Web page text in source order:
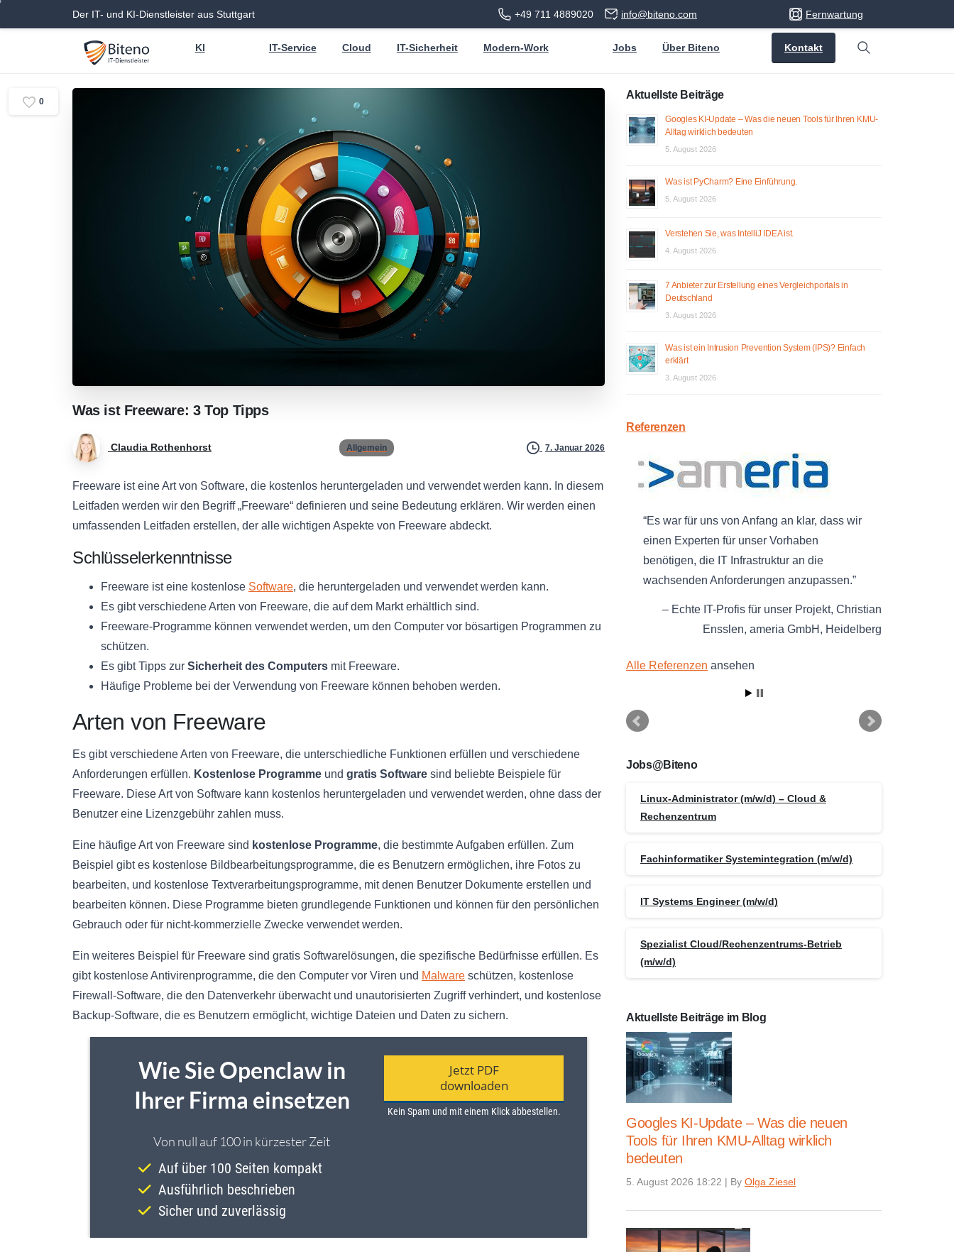
Der IT- und KI-Dienstleister aus Stuttgart +49 711 4889020 info@biteno.com Fernwartung
KI IT-Service Cloud IT-Sicherheit Modern-Work Jobs Über Biteno Kontakt
Search
Was ist Freeware: 3 Top Tipps
Claudia Rothenhorst Allgemein 7. Januar 2026
Freeware ist eine Art von Software, die kostenlos heruntergeladen und verwendet werden kann. In diesem
Leitfaden werden wir den Begriff „Freeware“ definieren und seine Bedeutung erklären. Wir werden einen
umfassenden Leitfaden erstellen, der alle wichtigen Aspekte von Freeware abdeckt.
Schlüsselerkenntnisse
Freeware ist eine kostenlose Software, die heruntergeladen und verwendet werden kann.
Es gibt verschiedene Arten von Freeware, die auf dem Markt erhältlich sind.
Freeware-Programme können verwendet werden, um den Computer vor bösartigen Programmen zu
schützen.
Es gibt Tipps zur Sicherheit des Computers mit Freeware.
Häufige Probleme bei der Verwendung von Freeware können behoben werden.
Arten von Freeware
Es gibt verschiedene Arten von Freeware, die unterschiedliche Funktionen erfüllen und verschiedene
Anforderungen erfüllen. Kostenlose Programme und gratis Software sind beliebte Beispiele für
Freeware. Diese Art von Software kann kostenlos heruntergeladen und verwendet werden, ohne dass der
Benutzer eine Lizenzgebühr zahlen muss.
Eine häufige Art von Freeware sind kostenlose Programme, die bestimmte Aufgaben erfüllen. Zum
Beispiel gibt es kostenlose Bildbearbeitungsprogramme, die es Benutzern ermöglichen, ihre Fotos zu
bearbeiten, und kostenlose Textverarbeitungsprogramme, mit denen Benutzer Dokumente erstellen und
bearbeiten können. Diese Programme bieten grundlegende Funktionen und können für den persönlichen
Gebrauch oder für nicht-kommerzielle Zwecke verwendet werden.
Ein weiteres Beispiel für Freeware sind gratis Softwarelösungen, die spezifische Bedürfnisse erfüllen. Es
gibt kostenlose Antivirenprogramme, die den Computer vor Viren und Malware schützen, kostenlose
Firewall-Software, die den Datenverkehr überwacht und unautorisierten Zugriff verhindert, und kostenlose
Backup-Software, die es Benutzern ermöglicht, wichtige Dateien und Daten zu sichern.
0
Aktuellste Beiträge
Googles KI-Update – Was die neuen Tools für Ihren KMU-
Alltag wirklich bedeuten
5. August 2026
Was ist PyCharm? Eine Einführung.
5. August 2026
Verstehen Sie, was IntelliJ IDEA ist.
4. August 2026
7 Anbieter zur Erstellung eines Vergleichportals in
Deutschland
3. August 2026
Was ist ein Intrusion Prevention System (IPS)? Einfach
erklärt
3. August 2026
Referenzen
Es war für uns von Anfang an klar, dass wir
einen Experten für unser Vorhaben
benötigen, die IT Infrastruktur an die
wachsenden Anforderungen anzupassen.
Echte IT-Profis für unser Projekt Christian
Ensslen ameria GmbH Heidelberg
Alle Referenzen ansehen
Jobs@Biteno
Linux-Administrator (m/w/d) – Cloud &
Rechenzentrum
Fachinformatiker Systemintegration (m/w/d)
IT Systems Engineer (m/w/d)
Spezialist Cloud/Rechenzentrums-Betrieb
(m/w/d)
Aktuellste Beiträge im Blog
Googles KI-Update – Was die neuen
Tools für Ihren KMU-Alltag wirklich
bedeuten
5. August 2026 18:22 | By Olga Ziesel